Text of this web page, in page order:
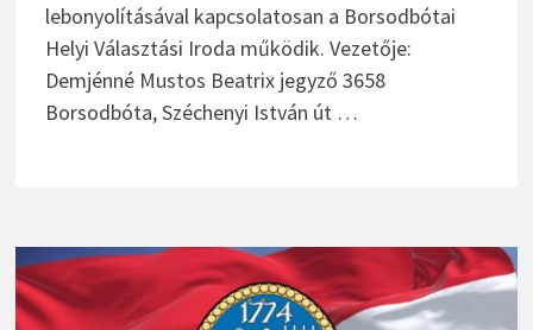
lebonyolításával kapcsolatosan a Borsodbótai
Helyi Választási Iroda működik. Vezetője:
Demjénné Mustos Beatrix jegyző 3658
Borsodbóta, Széchenyi István út …